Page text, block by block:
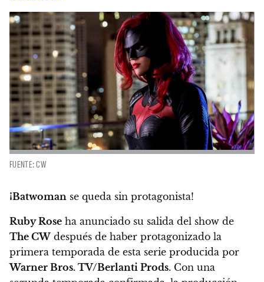
FUENTE: CW
¡Batwoman se queda sin protagonista!
Ruby Rose ha anunciado su salida del show de
The CW después de haber protagonizado la
primera temporada de esta serie producida por
Warner Bros. TV/Berlanti Prods. Con una